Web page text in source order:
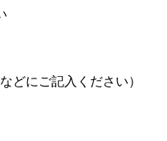
どにご記入ください）